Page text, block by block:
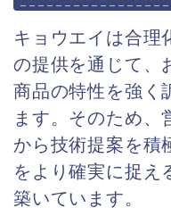
キョウエイは合理
の提供を通じて、
商品の特性を強く
ます。そのため、
から技術提案を積
をより確実に捉え
築いています。